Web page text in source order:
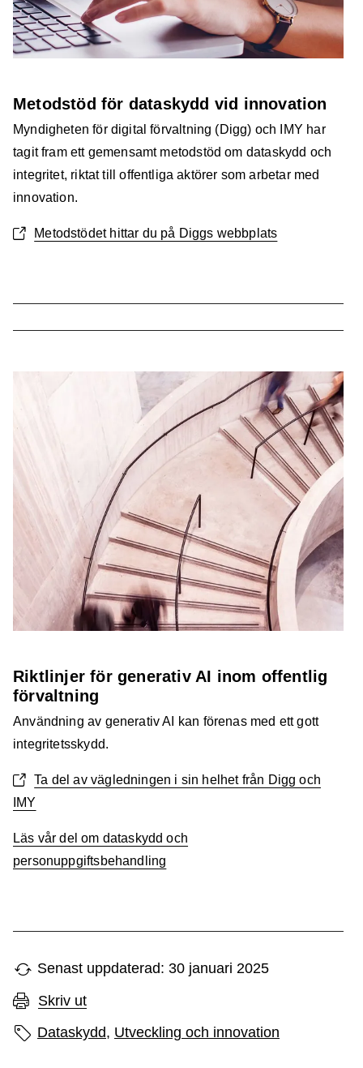
Metodstöd för dataskydd vid innovation
Myndigheten för digital förvaltning (Digg) och IMY har
tagit fram ett gemensamt metodstöd om dataskydd och
integritet, riktat till offentliga aktörer som arbetar med
innovation.
Metodstödet hittar du på Diggs webbplats
Riktlinjer för generativ AI inom offentlig
förvaltning
Användning av generativ AI kan förenas med ett gott
integritetsskydd.
Ta del av vägledningen i sin helhet från Digg och
IMY
Läs vår del om dataskydd och
personuppgiftsbehandling
Senast uppdaterad: 30 januari 2025
Skriv ut
Sidans etiketter
Dataskydd, Utveckling och innovation